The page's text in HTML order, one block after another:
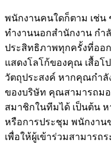
พนักงานคนใดก็ตาม เช่น
ทำงานนอกสำนักงาน ก
ประสิทธิภาพทุกครั้งที่ออ
แสดงโลโก้ของคุณ เสื้อโ
วัตถุประสงค์ หากคุณกำ
ของบริษัท คุณสามารถมอ
สมาชิกในทีมได้ เป็นต้น
หรือการประชุม พนักงาน
เพื่อให้ผู้เข้าร่วมสามารถ